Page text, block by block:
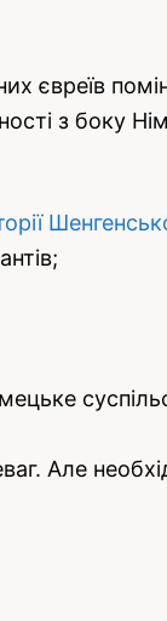
євреїв
з боку
Але